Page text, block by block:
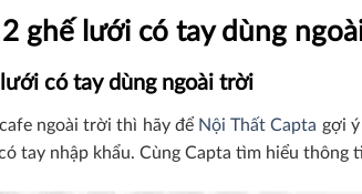
ghế lưới có tay dùng
có tay dùng ngoài trời
ngoài trời thì hãy để Nội Thất Capta gợi
tay nhập khẩu. Cùng Capta tìm hiểu